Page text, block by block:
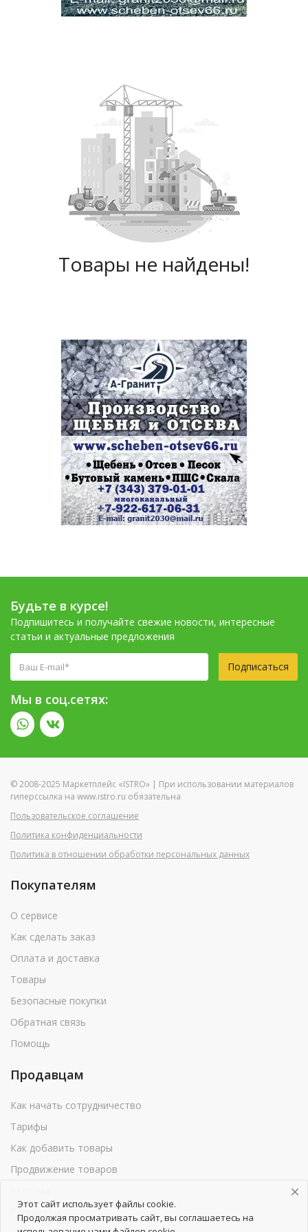
Товары не найдены!
Будьте в курсе!
Подпишитесь и получайте свежие новости, интересные
статьи и актуальные предложения
Подписаться
Мы в соц.сетях:
© 2008-2025 Маркетплейс «ISTRO» | При использовании материалов
гиперссылка на www.istro.ru обязательна
Пользовательское соглашение
Политика конфиденциальности
Политика в отношении обработки персональных данных
Покупателям
О сервисе
Как сделать заказ
Оплата и доставка
Товары
Безопасные покупки
Обратная связь
Помощь
Продавцам
Как начать сотрудничество
Тарифы
Как добавить товары
Продвижение товаров
Реквизиты
Этот сайт использует файлы cookie.
Продолжая просматривать сайт, вы соглашаетесь на